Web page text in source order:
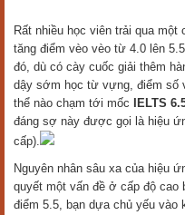
Rất nhiều học viên trải qua
tăng điểm vèo vèo từ 4.0 lên
đó, dù có cày cuốc giải thêm
dậy sớm học từ vựng, điểm số
thể nào chạm tới mốc
IELTS
đáng sợ này được gọi là hiệu
cấp).
Nguyên nhân sâu xa của hiệu
quyết một vấn đề ở cấp độ cao
điểm 5.5, bạn dựa chủ yếu vào